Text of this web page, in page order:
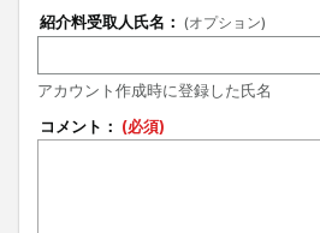
紹介料受取人氏名： (オプション)
アカウント作成時に登録した氏名
コメント： (必須)